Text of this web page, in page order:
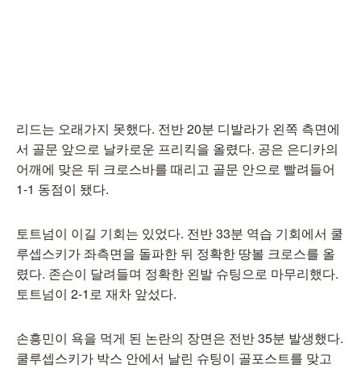
리드는 오래가지 못했다. 전반 20분 디발라가 왼쪽 측면에
서 골문 앞으로 날카로운 프리킥을 올렸다. 공은 은디카의
어깨에 맞은 뒤 크로스바를 때리고 골문 안으로 빨려들어
1-1 동점이 됐다.
토트넘이 이길 기회는 있었다. 전반 33분 역습 기회에서 쿨
루셉스키가 좌측면을 돌파한 뒤 정확한 땅볼 크로스를 올
렸다. 존슨이 달려들며 정확한 왼발 슈팅으로 마무리했다.
토트넘이 2-1로 재차 앞섰다.
손흥민이 욕을 먹게 된 논란의 장면은 전반 35분 발생했다.
쿨루셉스키가 박스 안에서 날린 슈팅이 골포스트를 맞고